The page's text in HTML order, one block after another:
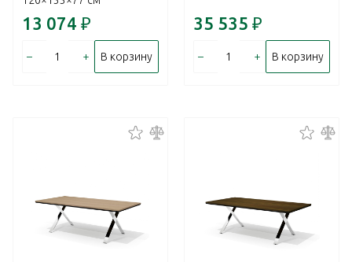
13 074 ₽
– + В корзину
35 535 ₽
– + В корзину